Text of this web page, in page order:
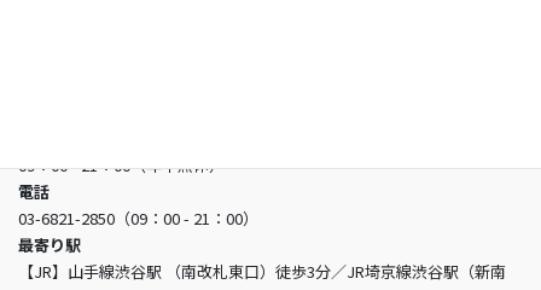
09：00 - 21：00（年中無休）
電話
03-6821-2850（09：00 - 21：00）
最寄り駅
【JR】山手線渋谷駅 （南改札東口）徒歩3分／JR埼京線渋谷駅（新南